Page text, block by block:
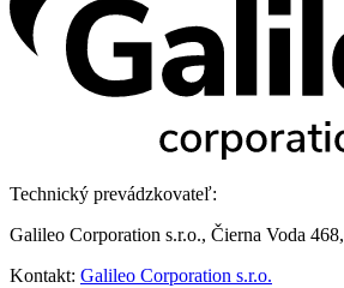
Technický prevádzkovateľ:
Galileo Corporation s.r.o., Čierna Voda
Kontakt: Galileo Corporation s.r.o.